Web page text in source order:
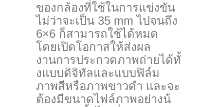
ของกล้องที่ใช้ในการแข่งขัน
ไม่ว่าจะเป็น 35 mm ไปจนถึง
6×6 ก็สามารถใช้ได้หมด
โดยเปิดโอกาสให้ส่งผล
งานการประกวดภาพถ่ายได้ทั้
งแบบดิจิทัลและแบบฟิล์ม
ภาพสีหรือภาพขาวดำ และจะ
ต้องมีขนาดไฟล์ภาพอย่างน้